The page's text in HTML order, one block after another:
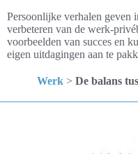
Persoonlijke verhalen geven
verbeteren van de werk-
voorbeelden van succes en
eigen uitdagingen aan te
Werk> De balans